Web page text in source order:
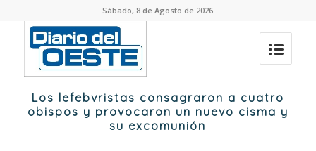
Sábado, 8 de Agosto de 2026
Los lefebvristas consagraron a cuatro
obispos y provocaron un nuevo cisma y
su excomunión